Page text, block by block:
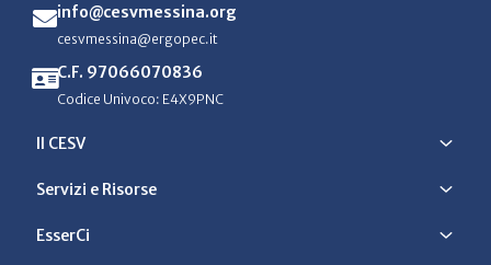
info@cesvmessina.org
cesvmessina@ergopec.it
C.F. 97066070836
Codice Univoco: E4X9PNC
Il CESV
Servizi e Risorse
EsserCi